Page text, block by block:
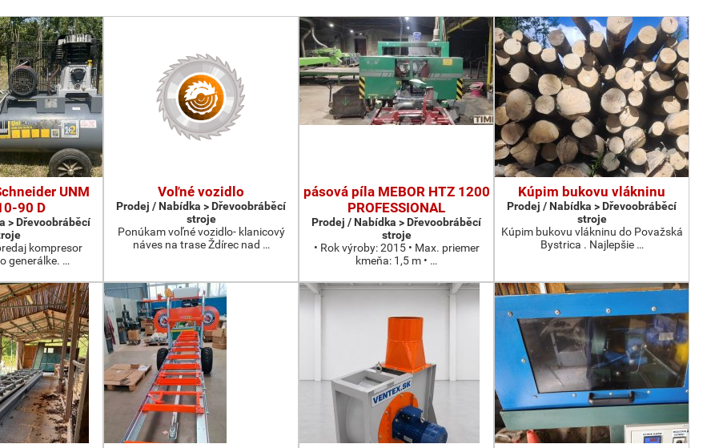
UNM
90 D
> Dřevoobráběcí
kompresor
generálke. …
Voľné vozidlo
Prodej / Nabídka > Dřevoobráběcí
stroje
Ponúkam voľné vozidlo- klanicový
náves na trase Ždírec nad …
pásová píla MEBOR HTZ 1200
PROFESSIONAL
Prodej / Nabídka > Dřevoobráběcí
stroje
• Rok výroby: 2015 • Max. priemer
kmeňa: 1,5 m • …
Kúpim bukovu vlákninu
Prodej / Nabídka > Dřevoobráběcí
stroje
Kúpim bukovu vlákninu do Považská
Bystrica . Najlepšie …